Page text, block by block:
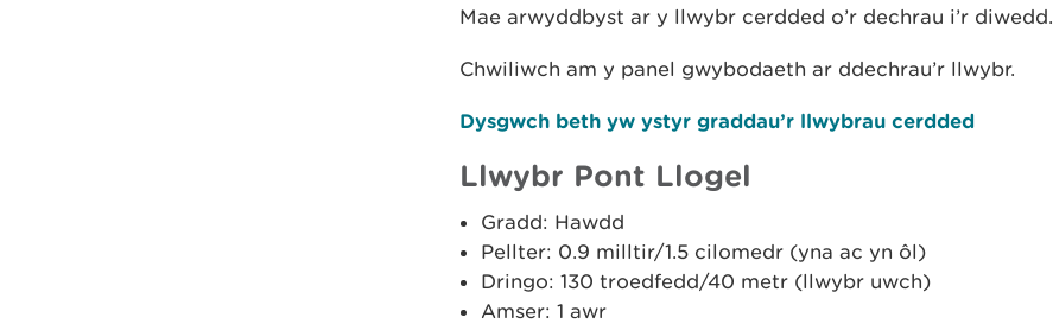
Mae arwyddbyst ar y llwybr cerdded o’r dechrau i’r diwedd.
Chwiliwch am y panel gwybodaeth ar ddechrau’r llwybr.
Dysgwch beth yw ystyr graddau’r llwybrau cerdded
Llwybr Pont Llogel
Gradd: Hawdd
Pellter: 0.9 milltir/1.5 cilomedr (yna ac yn ôl)
Dringo: 130 troedfedd/40 metr (llwybr uwch)
Amser: 1 awr